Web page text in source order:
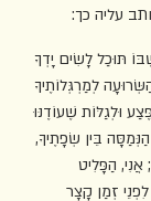
עליה כך:
תּוּכַל לָשִׂים יָדְךָ
לְמַרְגְּלוֹתֶיךָ
וּלְגַלּוֹת שֶׁעוֹדֶנּוּ
בֵּין שְׂפָתֶיךָ,
אֲנִי, הַפָּלִיט
זְמַן קָצָר